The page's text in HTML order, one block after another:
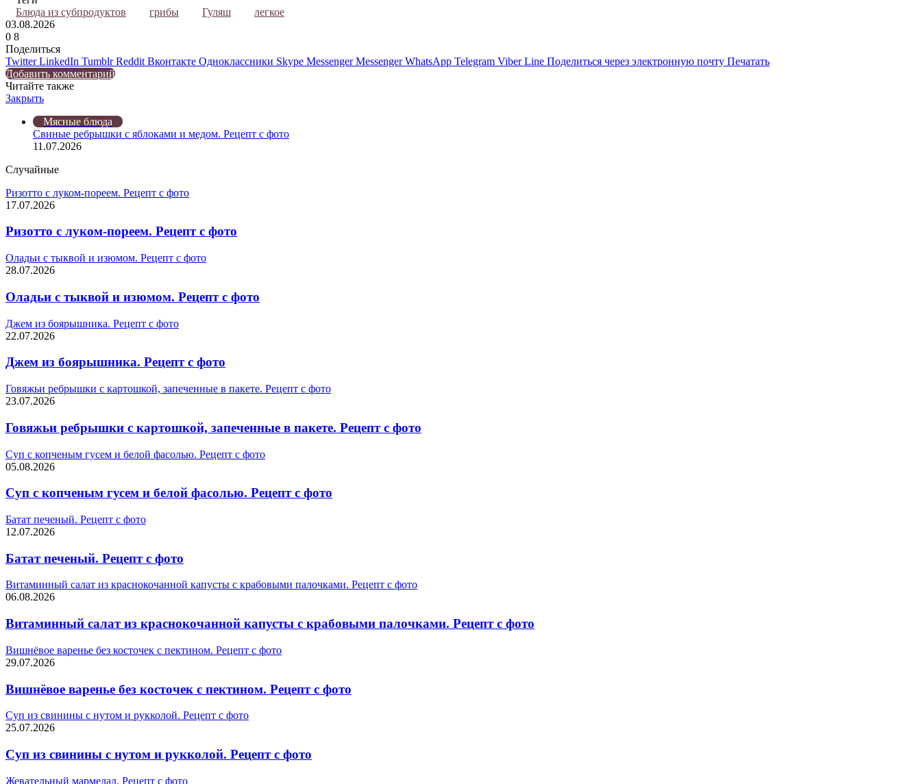
Блюда из субпродуктов
грибы Гуляш
легкое
03.08.2026
0 8
Поделиться
Twitter LinkedIn Tumblr Reddit Вконтакте Одноклассники Skype Messenger Messenger WhatsApp Telegram Viber Line Поделиться через электронную почту Печатать
Добавить комментарий
Читайте также
Закрыть
Мясные блюда
Свиные ребрышки с яблоками и медом. Рецепт с фото
11.07.2026
Случайные
Ризотто с луком-пореем. Рецепт с фото
17.07.2026
Ризотто с луком-пореем. Рецепт с фото
Оладьи с тыквой и изюмом. Рецепт с фото
28.07.2026
Оладьи с тыквой и изюмом. Рецепт с фото
Джем из боярышника. Рецепт с фото
22.07.2026
Джем из боярышника. Рецепт с фото
Говяжьи ребрышки с картошкой, запеченные в пакете. Рецепт с фото
23.07.2026
Говяжьи ребрышки с картошкой, запеченные в пакете. Рецепт с фото
Суп с копченым гусем и белой фасолью. Рецепт с фото
05.08.2026
Суп с копченым гусем и белой фасолью. Рецепт с фото
Батат печеный. Рецепт с фото
12.07.2026
Батат печеный. Рецепт с фото
Витаминный салат из краснокочанной капусты с крабовыми палочками. Рецепт с фото
06.08.2026
Витаминный салат из краснокочанной капусты с крабовыми палочками. Рецепт с фото
Вишнёвое варенье без косточек с пектином. Рецепт с фото
29.07.2026
Вишнёвое варенье без косточек с пектином. Рецепт с фото
Суп из свинины с нутом и рукколой. Рецепт с фото
25.07.2026
Суп из свинины с нутом и рукколой. Рецепт с фото
Жевательный мармелад. Рецепт с фото